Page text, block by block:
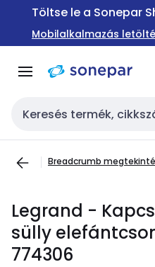
Ugrás a
Ugrás a
tartalomra
Töltse le a Sonepar
Mobilalkalmazás
Keresési bemenet
Breadcrumb
Legrand -
sülly
774306